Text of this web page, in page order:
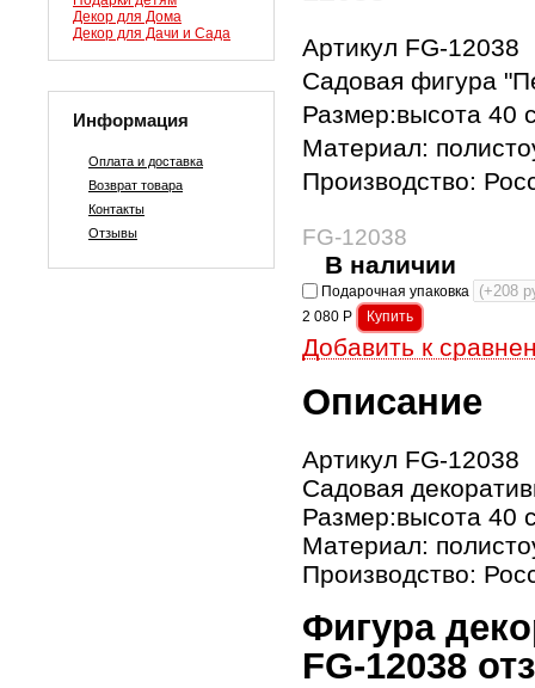
Декор для Дома
Декор для Дачи и Сада
Информация
Оплата и доставка
Возврат товара
Контакты
Отзывы
Артикул FG-12038
Садовая фигура
Размер:высота 40
Материал:
Производство:
FG-12038
В наличии
Подарочная упаковка
2 080 Р
Добавить к
Описание
Артикул FG-12038
Садовая
Размер:высота 40
Материал:
Производство:
Фигура
FG-12038